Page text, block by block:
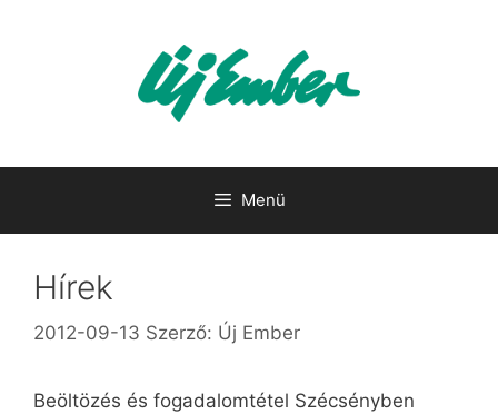
Menü
Hírek
2012-09-13 Szerző: Új Ember
Beöltözés és fogadalomtétel Szécsényben